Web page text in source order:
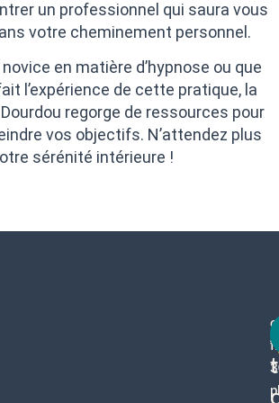
un professionnel qui saura vous
votre cheminement personnel.
en matière d’hypnose ou que
l’expérience de cette pratique, la
regorge de ressources pour
vos objectifs. N’attendez plus
sérénité intérieure !